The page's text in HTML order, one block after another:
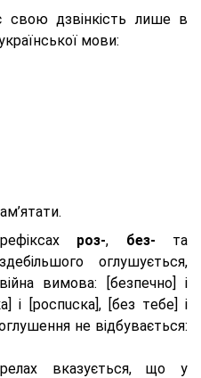
свою дзвінкість лише в
мови:
роз-, без- та
оглушується,
вимова: [безпeчно] і
і [роспuска], [без тeбе] і
не відбувається:
вказується, що у